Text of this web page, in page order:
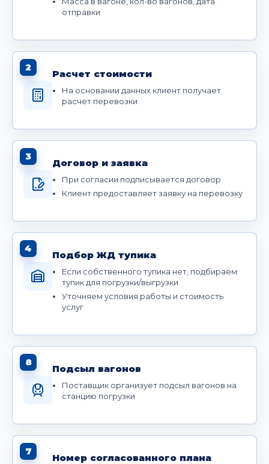
отправки
2
Расчет стоимости
На основании данных клиент получает
расчет перевозки
3
Договор и заявка
При согласии подписывается договор
Клиент предоставляет заявку на перевозку
4
Подбор ЖД тупика
Если собственного тупика нет, подбираем
тупик для погрузки/выгрузки
Уточняем условия работы и стоимость
услуг
8
Подсыл вагонов
Поставщик организует подсыл вагонов на
станцию погрузки
7
Номер согласованного плана